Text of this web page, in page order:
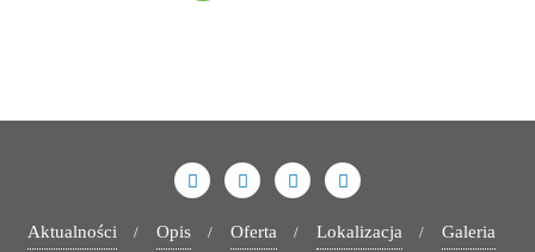
Aktualności Opis Oferta Lokalizacja Galeria